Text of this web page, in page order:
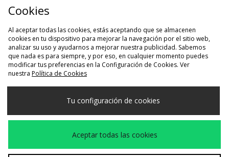
COMPRA RÁPIDA
Nike Rise Cap 40,00€
COMPRA RÁPIDA
Nike Camiseta Golf
Cookies
Al aceptar todas las cookies, estás aceptando que se almacenen
cookies en tu dispositivo para mejorar la navegación por el sitio web,
analizar su uso y ayudarnos a mejorar nuestra publicidad. Sabemos
que nada es para siempre, y por eso, en cualquier momento puedes
modificar tus preferencias en la Configuración de Cookies. Ver
nuestra Política de Cookies
Tu configuración de cookies
Aceptar todas las cookies